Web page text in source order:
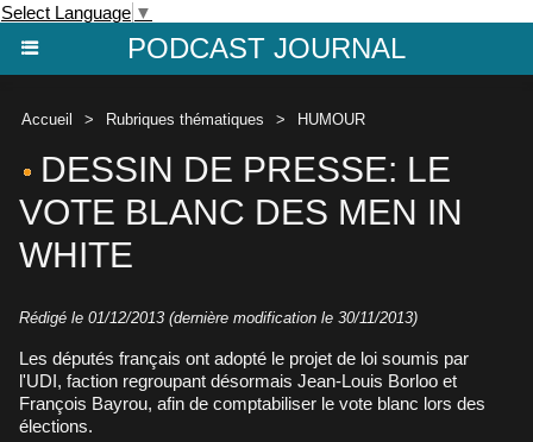
Select Language ▼
PODCAST JOURNAL
Accueil > Rubriques thématiques > HUMOUR
DESSIN DE PRESSE: LE
VOTE BLANC DES MEN IN
WHITE
Rédigé le 01/12/2013 (dernière modification le 30/11/2013)
Les députés français ont adopté le projet de loi soumis par
l'UDI, faction regroupant désormais Jean-Louis Borloo et
François Bayrou, afin de comptabiliser le vote blanc lors des
élections.